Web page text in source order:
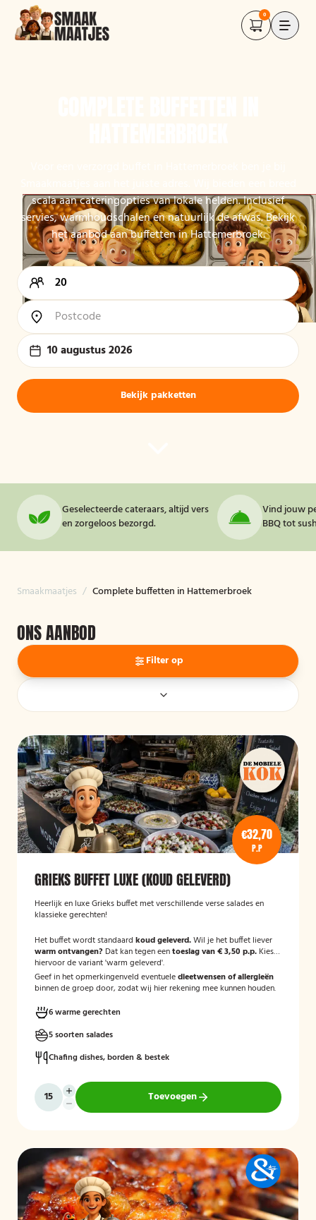
0
scala aan cateringopties van lokale helden. Inclusief
servies, warmhoudschalen en natuurlijk de afwas. Bekijk
het aanbod aan buffetten in Hattemerbroek.
10 augustus 2026
Bekijk pakketten
Geselecteerde cateraars, altijd vers
en zorgeloos bezorgd.
Vind jouw
BBQ tot
Smaakmaatjes / Complete buffetten in Hattemerbroek
ONS AANBOD
Filter op
€32,70
P.P
GRIEKS BUFFET LUXE (KOUD GELEVERD)
Heerlijk en luxe Grieks buffet met verschillende verse salades en
klassieke gerechten!
Het buffet wordt standaard koud geleverd.Wil je het buffet liever
warm ontvangen? Dat kan tegen eentoeslag van € 3,50 p.p. Kies
hiervoor de variant 'warm geleverd'.
Geef in het opmerkingenveld eventueledieetwensen of allergieën
binnen de groep door, zodat wij hier rekening mee kunnen houden.
6 warme gerechten
5 soorten salades
Chafing dishes, borden & bestek
Toevoegen